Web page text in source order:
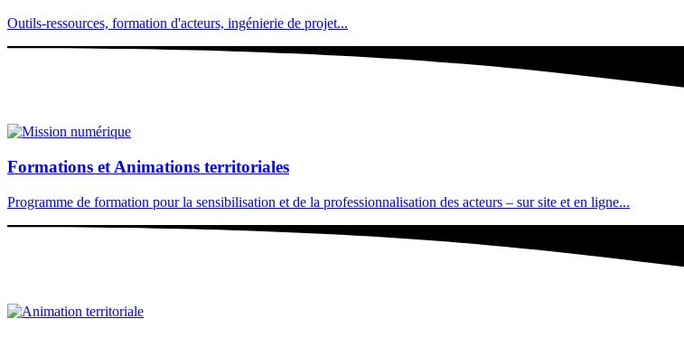
Outils-ressources, formation d'acteurs, ingénierie de projet...
Formations et Animations territoriales
Programme de formation pour la sensibilisation et de la professionnalisation des acteurs – sur site et en ligne...